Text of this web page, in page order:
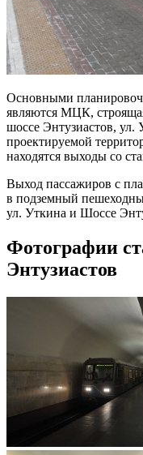
Основными
являются МЦК,
шоссе Энтузиастов,
проектируемой
находятся выходы со
Выход пассажиров с
в подземный
ул. Уткина и Шоссе
Фотографии
Энтузиастов